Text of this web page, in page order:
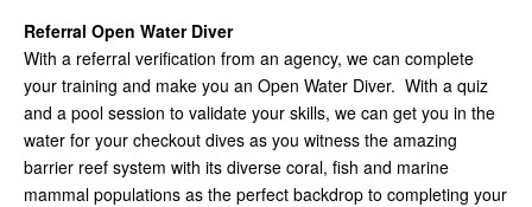
Referral Open Water Diver
With a referral verification from an agency, we can complete
your training and make you an Open Water Diver. With a quiz
and a pool session to validate your skills, we can get you in the
water for your checkout dives as you witness the amazing
barrier reef system with its diverse coral, fish and marine
mammal populations as the perfect backdrop to completing your